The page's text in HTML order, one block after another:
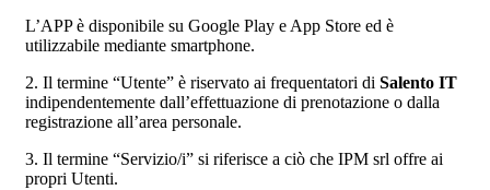
L’APP è disponibile su Google Play e App Store ed è
utilizzabile mediante smartphone.
2. Il termine “Utente” è riservato ai frequentatori di Salento IT
indipendentemente dall’effettuazione di prenotazione o dalla
registrazione all’area personale.
3. Il termine “Servizio/i” si riferisce a ciò che IPM srl offre ai
propri Utenti.